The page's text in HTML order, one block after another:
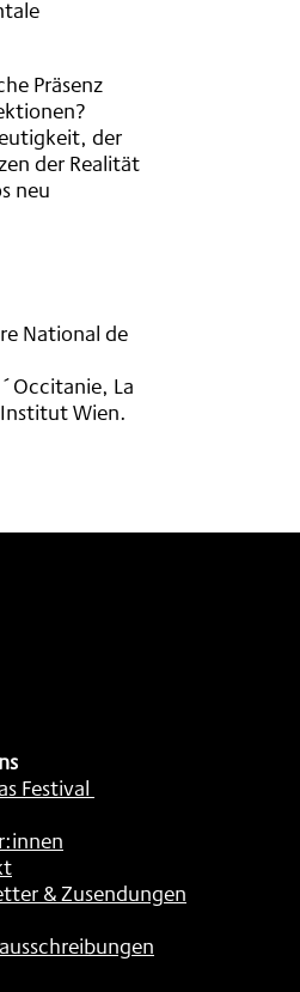
Präsenz
der
der Realität
neu
National de
La
Wien.
Festival
& Zusendungen